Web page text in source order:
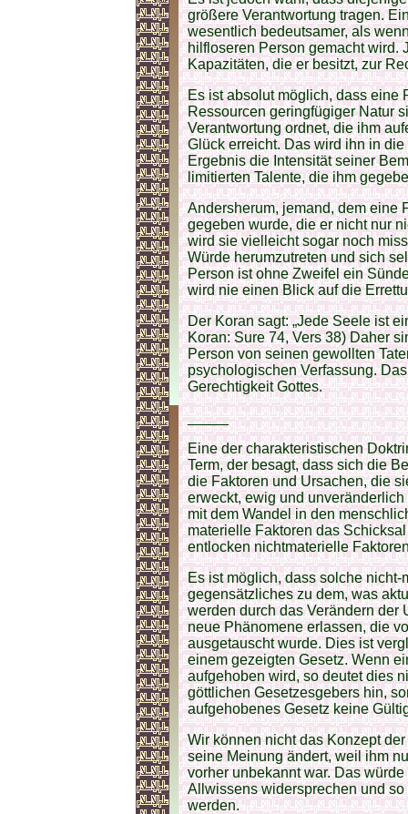
größere Verantwortung tragen.
wesentlich bedeutsamer, als
hilfloseren Person gemacht wird.
Kapazitäten, die er besitzt, zur
Es ist absolut möglich, dass eine
Ressourcen geringfügiger Natur
Verantwortung ordnet, die ihm
Glück erreicht. Das wird ihn in
Ergebnis die Intensität seiner
limitierten Talente, die ihm
Andersherum, jemand, dem eine
gegeben wurde, die er nicht nur
wird sie vielleicht sogar noch
Würde herumzutreten und sich
Person ist ohne Zweifel ein
wird nie einen Blick auf die
Der Koran sagt: „Jede Seele ist
Koran: Sure 74, Vers 38) Daher
Person von seinen gewollten
psychologischen Verfassung.
Gerechtigkeit Gottes.
_____
Eine der charakteristischen
Term, der besagt, dass sich die
die Faktoren und Ursachen, die
erweckt, ewig und
mit dem Wandel in den
materielle Faktoren das
entlocken nichtmaterielle
Es ist möglich, dass solche
gegensätzliches zu dem, was
werden durch das Verändern der
neue Phänomene erlassen, die
ausgetauscht wurde. Dies ist
einem gezeigten Gesetz. Wenn
aufgehoben wird, so deutet dies
göttlichen Gesetzesgebers hin,
aufgehobenes Gesetz keine
Wir können nicht das Konzept
seine Meinung ändert, weil ihm
vorher unbekannt war. Das
Allwissens widersprechen und
werden.